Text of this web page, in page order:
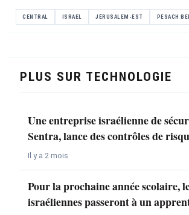
CENTRAL ISRAEL JÉRUSALEM-EST PESACH
PLUS SUR TECHNOLOGIE
Une entreprise israélienne de
Sentra, lance des contrôles de
Il y a 2 mois
Pour la prochaine année scolaire,
israéliennes passeront à un